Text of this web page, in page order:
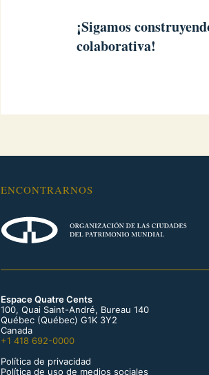
¡Sigamos
colaborativa!
ENCONTRARNOS
Espace Quatre Cents
100, Quai Saint-André, Bureau 140
Québec (Québec) G1K 3Y2
Canada
+1 418 692-0000
Política de privacidad
Política de uso de medios sociales